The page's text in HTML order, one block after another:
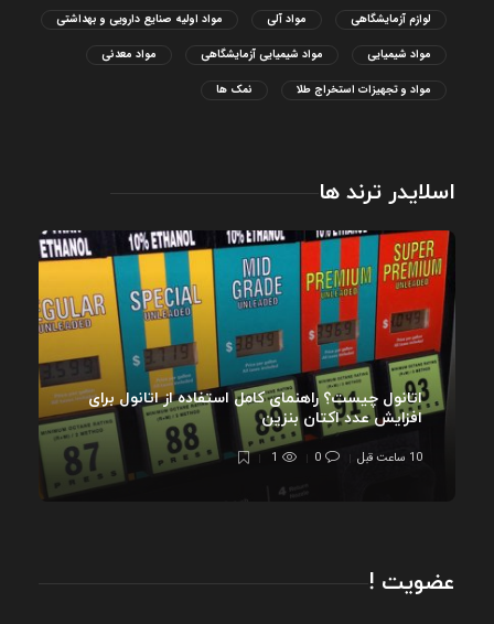
لوازم آزمایشگاهی مواد آلی مواد اولیه صنایع دارویی و بهداشتی
مواد شیمیایی مواد شیمیایی آزمایشگاهی مواد معدنی
مواد و تجهیزات استخراج طلا نمک ها
اسلایدر ترند ها
اتانول چیست؟ راهنمای کامل استفاده از اتانول برای
افزایش عدد اکتان بنزین
10 ساعت قبل 0
1
عضویت !